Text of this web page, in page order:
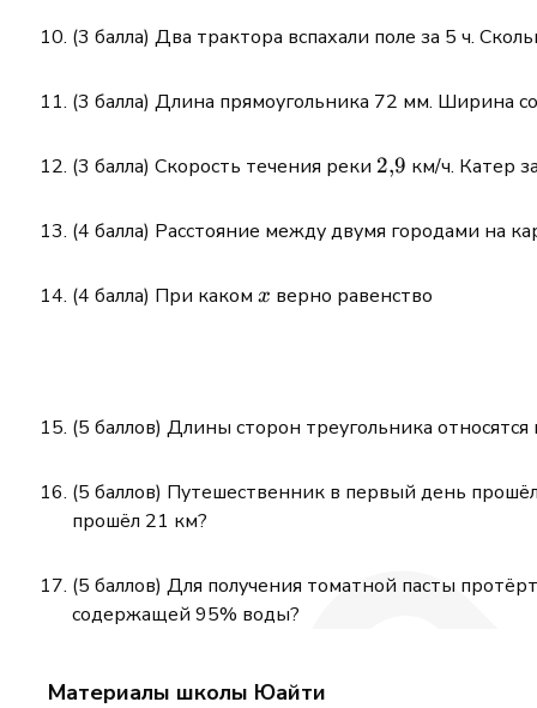
(3 балла) Два трактора вспахали поле за 5 ч.
(3 балла) Длина прямоугольника 72 мм. Ширина
(3 балла) Скорость течения реки 2{,}9
2,9 км/ч. Катер
(4 балла) Расстояние между двумя городами на
(4 балла) При каком x
x верно равенство
(5 баллов) Длины сторон треугольника относятся
(5 баллов) Путешественник в первый день
прошёл 21 км?
(5 баллов) Для получения томатной пасты
содержащей 95% воды?
Материалы школы Юайти